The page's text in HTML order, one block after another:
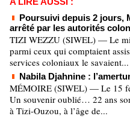
Poursuivi depuis 2 jours,
arrêté par les autorités
TIZI WEZZU (SIWEL) — Le
parmi ceux qui comptaient
services coloniaux le savaient...
Nabila Djahnine :
MÉMOIRE (SIWEL) — Le 15
Un souvenir oublié… 22 ans
à Tizi-Ouzou, à l’âge de...